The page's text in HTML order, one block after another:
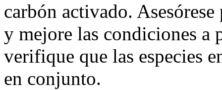
carbón activado.
y mejore las condiciones a
verifique que las especies
en conjunto.